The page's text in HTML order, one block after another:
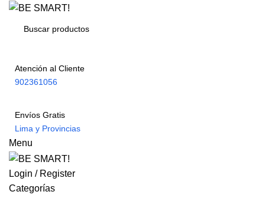
Atención al Cliente
902361056
Envíos Gratis
Lima y Provincias
Menu
Login / Register
Categorías